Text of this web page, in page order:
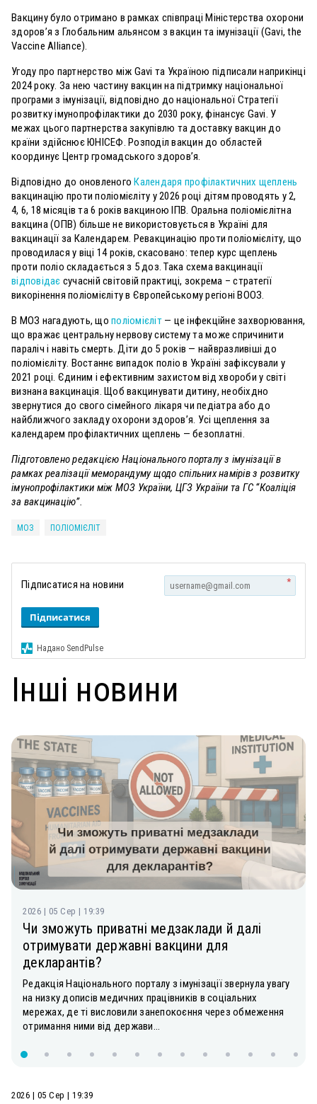
Вакцину було отримано в рамках співпраці Міністерства охорони
здоров’я з Глобальним альянсом з вакцин та імунізації (Gavi, the
Vaccine Alliance).
Угоду про партнерство між Gavi та Україною підписали наприкінці
2024 року. За нею частину вакцин на підтримку національної
програми з імунізації, відповідно до національної Стратегії
розвитку імунопрофілактики до 2030 року, фінансує Gavi. У
межах цього партнерства закупівлю та доставку вакцин до
країни здійснює ЮНІСЕФ. Розподіл вакцин до областей
координує Центр громадського здоров’я.
Відповідно до оновленого Календаря профілактичних щеплень
вакцинацію проти поліомієліту у 2026 році дітям проводять у 2,
4, 6, 18 місяців та 6 років вакциною ІПВ. Оральна поліомієлітна
вакцина (ОПВ) більше не використовується в Україні для
вакцинації за Календарем. Ревакцинацію проти поліомієліту, що
проводилася у віці 14 років, скасовано: тепер курс щеплень
проти поліо складається з 5 доз. Така схема вакцинації
відповідає сучасній світовій практиці, зокрема – стратегії
викорінення поліомієліту в Європейському регіоні ВООЗ.
В МОЗ нагадують, що поліомієліт— це інфекційне захворювання,
що вражає центральну нервову систему та може спричинити
параліч і навіть смерть. Діти до 5 років — найвразливіші до
поліомієліту. Востаннє випадок поліо в Україні зафіксували у
2021 році. Єдиним і ефективним захистом від хвороби у світі
визнана вакцинація. Щоб вакцинувати дитину, необіхдно
звернутися до свого сімейного лікаря чи педіатра або до
найближчого закладу охорони здоров’я. Усі щеплення за
календарем профілактичних щеплень — безоплатні.
Підготовлено редакцією Національного порталу з імунізації в
рамках реалізації меморандуму щодо спільних намірів з розвитку
імунопрофілактики між МОЗ України, ЦГЗ України та ГС “Коаліція
за вакцинацію”.
МОЗ ПОЛІОМІЄЛІТ
Підписатися на новини *
Підписатися
Надано SendPulse
Інші новини
2026 | 05 Сер | 19:39
Чи зможуть приватні медзаклади й далі
отримувати державні вакцини для
декларантів?
Редакція Національного порталу з імунізації звернула увагу
на низку дописів медичних працівників в соціальних
мережах, де ті висловили занепокоєння через обмеження
отримання ними від держави...
2026 | 05 Сер | 19:39